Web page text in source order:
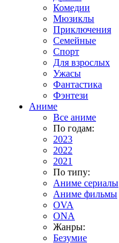
Комедии
Мюзиклы
Приключения
Семейные
Спорт
Для взрослых
Ужасы
Фантастика
Фэнтези
Аниме
Все аниме
По годам:
2023
2022
2021
По типу:
Аниме сериалы
Аниме фильмы
OVA
ONA
Жанры:
Безумие